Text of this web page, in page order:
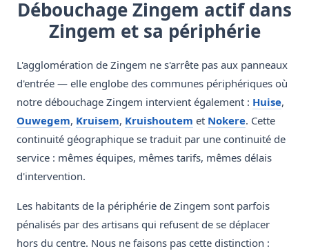
Débouchage Zingem actif dans
Zingem et sa périphérie
L'agglomération de Zingem ne s'arrête pas aux panneaux
d'entrée — elle englobe des communes périphériques où
notre débouchage Zingem intervient également : Huise,
Ouwegem, Kruisem, Kruishoutem et Nokere. Cette
continuité géographique se traduit par une continuité de
service : mêmes équipes, mêmes tarifs, mêmes délais
d'intervention.
Les habitants de la périphérie de Zingem sont parfois
pénalisés par des artisans qui refusent de se déplacer
hors du centre. Nous ne faisons pas cette distinction :